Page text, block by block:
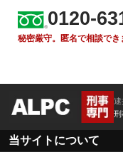
0120-
秘密厳守。匿名で相談でき
逮
当サイトについて